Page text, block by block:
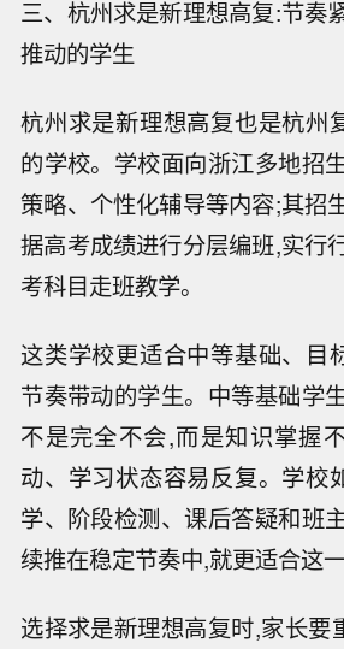
三、杭州求是新理想高复:节奏
推动的学生
杭州求是新理想高复也是杭州
的学校。学校面向浙江多地招
策略、个性化辅导等内容;其招
据高考成绩进行分层编班,实行
考科目走班教学。
这类学校更适合中等基础、目
节奏带动的学生。中等基础学
不是完全不会,而是知识掌握
动、学习状态容易反复。学校
学、阶段检测、课后答疑和班
续推在稳定节奏中,就更适合这一
选择求是新理想高复时,家长要